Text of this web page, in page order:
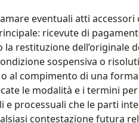
eventuali atti accessori
ricevute di
restituzione dell’originale
sospensiva o
al compimento di una
le modalità e i termini
e processuali che le parti
contestazione futura